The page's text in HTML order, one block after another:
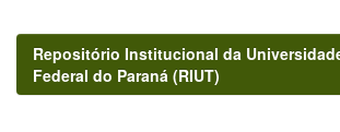
Repositório Institucional da
Federal do Paraná (RIUT)